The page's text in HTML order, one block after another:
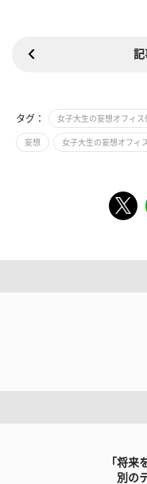
記
タグ： 女子大生の妄想オフィス
妄想 女子大生の妄想オフィ
「将来
別の